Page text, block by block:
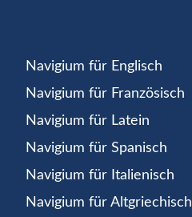
Navigium für Englisch
Navigium für Französisch
Navigium für Latein
Navigium für Spanisch
Navigium für Italienisch
Navigium für Altgriechisch